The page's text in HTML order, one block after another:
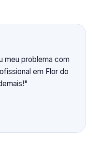
meu problema com
em Flor do